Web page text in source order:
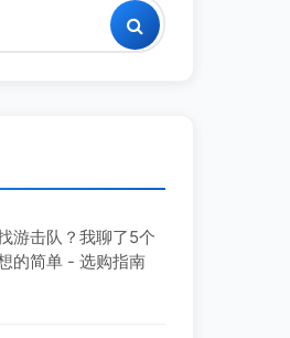
游击队？我聊了5个
的简单 - 选购指南